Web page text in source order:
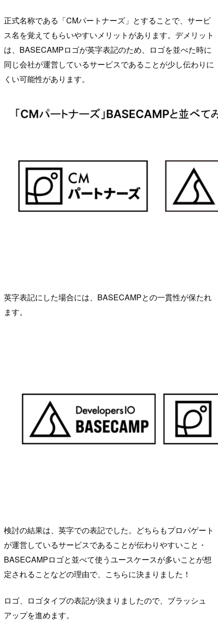
正式名称である「CMパートナーズ」とすることで、サービ
ス名を覚えてもらいやすいメリットがあります。デメリット
は、BASECAMPロゴが英字表記のため、ロゴを並べた時に
同じ会社が運営しているサービスであることが少し伝わりに
くい可能性があります。
英字表記にした場合には、BASECAMPとの一貫性が保たれ
ます。
検討の結果は、英字での表記でした。どちらもプロパゲート
が運営しているサービスであることが伝わりやすいこと・
BASECAMPロゴと並べて使うユースケースが多いことが想
定されることなどの理由で、こちらに決まりました！
ロゴ、ロゴタイプの表記が決まりましたので、ブラッシュ
アップを進めます。